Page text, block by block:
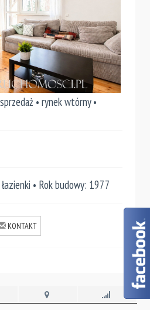
• rynek wtórny •
• Rok budowy: 1977
KONTAKT